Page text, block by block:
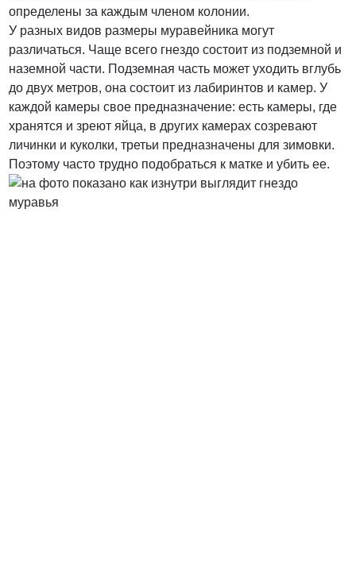
определены за каждым членом колонии.
У разных видов размеры муравейника могут
различаться. Чаще всего гнездо состоит из подземной и
наземной части. Подземная часть может уходить вглубь
до двух метров, она состоит из лабиринтов и камер. У
каждой камеры свое предназначение: есть камеры, где
хранятся и зреют яйца, в других камерах созревают
личинки и куколки, третьи предназначены для зимовки.
Поэтому часто трудно подобраться к матке и убить ее.